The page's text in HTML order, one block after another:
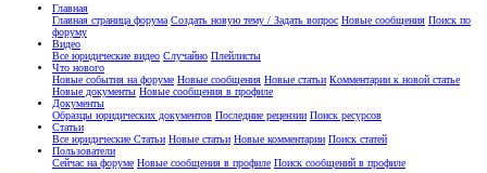
Главная
Главная страница форума Создать новую тему / Задать вопрос Новые сообщения Поиск по
форуму
Видео
Все юридические видео Случайно Плейлисты
Что нового
Новые события на форуме Новые сообщения Новые статьи Комментарии к новой статье
Новые документы Новые сообщения в профиле
Документы
Образцы юридических документов Последние рецензии Поиск ресурсов
Статьи
Все юридические Статьи Новые статьи Новые комментарии Поиск статей
Пользователи
Сейчас на форуме Новые сообщения в профиле Поиск сообщений в профиле